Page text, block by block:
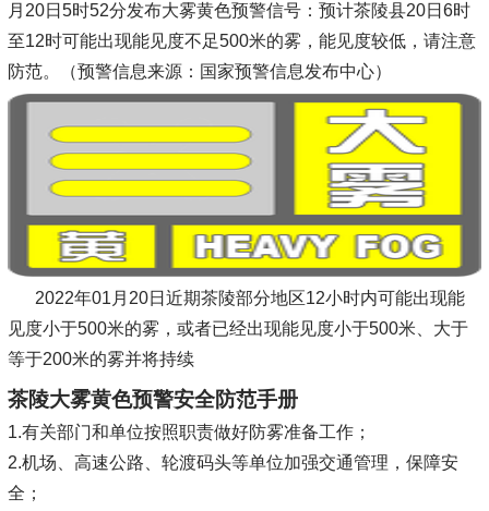
月20日5时52分发布大雾黄色预警信号：预计茶陵县20日6时
至12时可能出现能见度不足500米的雾，能见度较低，请注意
防范。（预警信息来源：国家预警信息发布中心）
2022年01月20日近期茶陵部分地区12小时内可能出现能
见度小于500米的雾，或者已经出现能见度小于500米、大于
等于200米的雾并将持续
茶陵大雾黄色预警安全防范手册
1.有关部门和单位按照职责做好防雾准备工作；
2.机场、高速公路、轮渡码头等单位加强交通管理，保障安
全；